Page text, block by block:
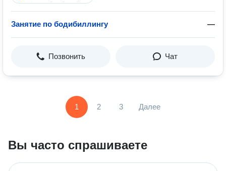
Занятие по бодибиллингу —
Позвонить Чат
1 2 3 Далее
Вы часто спрашиваете